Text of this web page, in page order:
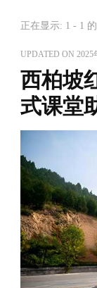
正在显示: 1 - 1
UPDATED ON 2025
西柏坡
式课堂